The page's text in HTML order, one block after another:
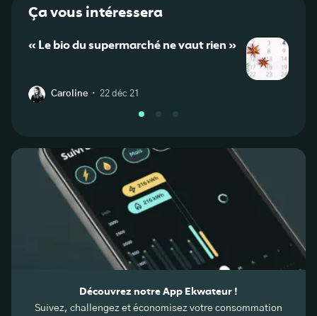
Ça vous intéressera
« Le bio du supermarché ne vaut rien »
Caroline · 22 déc 21
Découvrez notre App Ekwateur !
Suivez, challengez et économisez votre consommation